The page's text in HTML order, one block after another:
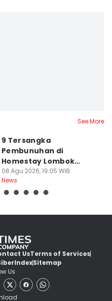
See More
9 Tersangka
Pembunuhan di
Homestay Lombok
Barat Dilimpahkan ke
Jaksa
08 Agu 2026, 19:05 WIB
News
UsTerms of Services
IndexSitemap
Us